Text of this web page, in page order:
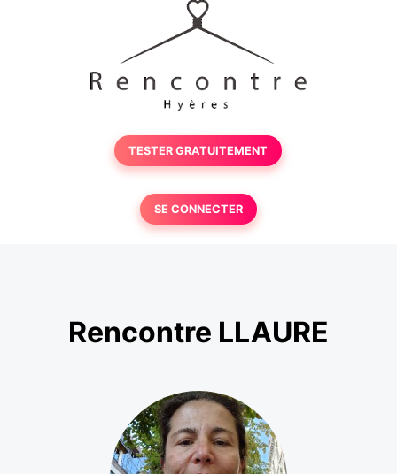
TESTER GRATUITEMENT
SE CONNECTER
Rencontre LLAURE